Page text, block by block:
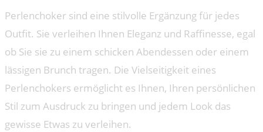
Perlenchoker sind eine stilvolle Ergänzung für jedes
Outfit. Sie verleihen Ihnen Eleganz und Raffinesse, egal
ob Sie sie zu einem schicken Abendessen oder einem
lässigen Brunch tragen. Die Vielseitigkeit eines
Perlenchokers ermöglicht es Ihnen, Ihren persönlichen
Stil zum Ausdruck zu bringen und jedem Look das
gewisse Etwas zu verleihen.